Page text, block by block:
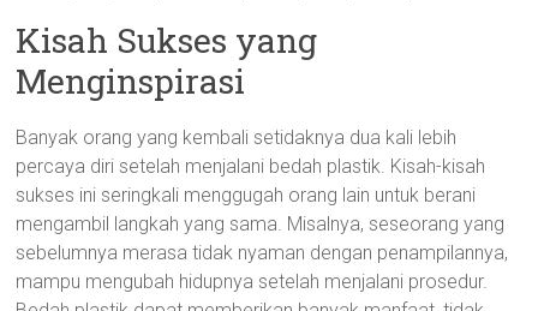
Kisah Sukses yang
Menginspirasi
Banyak orang yang kembali setidaknya dua kali lebih
percaya diri setelah menjalani bedah plastik. Kisah-kisah
sukses ini seringkali menggugah orang lain untuk berani
mengambil langkah yang sama. Misalnya, seseorang yang
sebelumnya merasa tidak nyaman dengan penampilannya,
mampu mengubah hidupnya setelah menjalani prosedur.